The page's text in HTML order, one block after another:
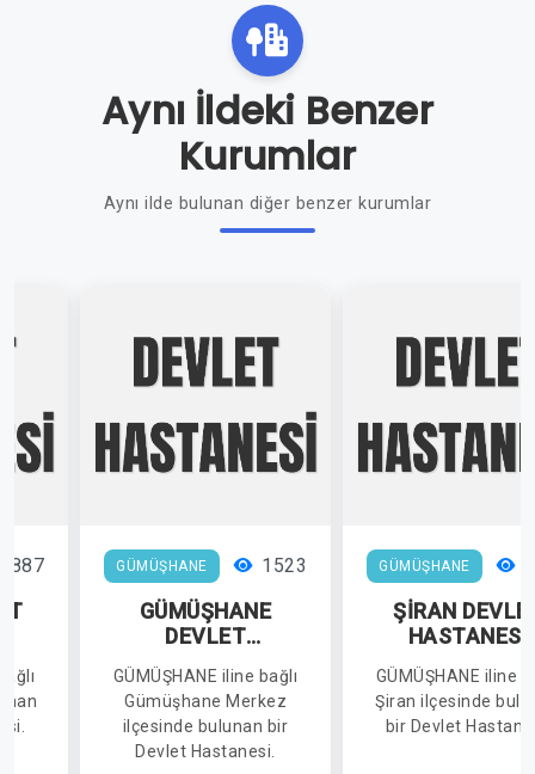
Aynı İldeki Benzer
Kurumlar
Aynı ilde bulunan diğer benzer kurumlar
GÜMÜŞHANE 1523
GÜMÜŞHANE
DEVLET
HASTANESİ
GÜMÜŞHANE iline bağlı
Gümüşhane Merkez
ilçesinde bulunan bir
Devlet Hastanesi.
GÜMÜŞHANE
ŞİRAN
HASTANESİ
GÜMÜŞHANE iline
Şiran ilçesinde
bir Devlet